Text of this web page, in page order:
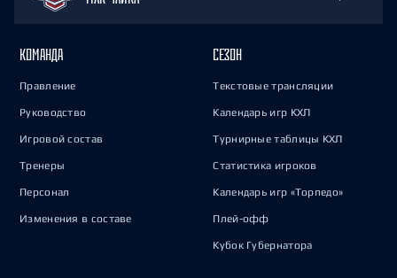
КОМАНДА
Правление
Руководство
Игровой состав
Тренеры
Персонал
Изменения в составе
СЕЗОН
Текстовые трансляции
Календарь игр КХЛ
Турнирные таблицы КХЛ
Статистика игроков
Календарь игр «Торпедо»
Плей-офф
Кубок Губернатора